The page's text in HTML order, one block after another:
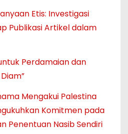
Etis: Investigasi
Publikasi Artikel dalam
Perdamaian dan
Mengakui Palestina
Komitmen pada
Penentuan Nasib Sendiri